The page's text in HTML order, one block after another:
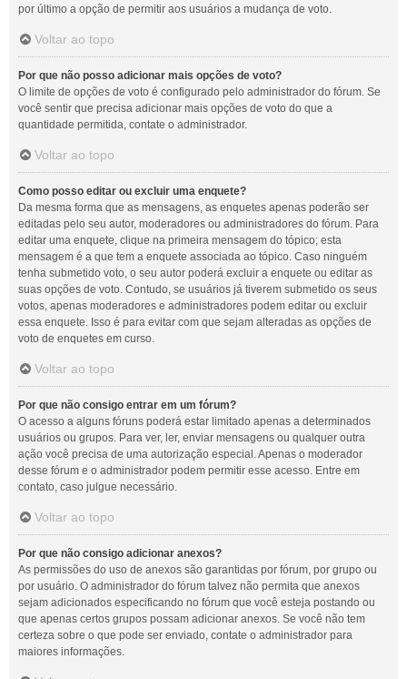
por último a opção de permitir aos usuários a mudança de voto.
Voltar ao topo
Por que não posso adicionar mais opções de voto?
O limite de opções de voto é configurado pelo administrador do fórum. Se
você sentir que precisa adicionar mais opções de voto do que a
quantidade permitida, contate o administrador.
Voltar ao topo
Como posso editar ou excluir uma enquete?
Da mesma forma que as mensagens, as enquetes apenas poderão ser
editadas pelo seu autor, moderadores ou administradores do fórum. Para
editar uma enquete, clique na primeira mensagem do tópico; esta
mensagem é a que tem a enquete associada ao tópico. Caso ninguém
tenha submetido voto, o seu autor poderá excluir a enquete ou editar as
suas opções de voto. Contudo, se usuários já tiverem submetido os seus
votos, apenas moderadores e administradores podem editar ou excluir
essa enquete. Isso é para evitar com que sejam alteradas as opções de
voto de enquetes em curso.
Voltar ao topo
Por que não consigo entrar em um fórum?
O acesso a alguns fóruns poderá estar limitado apenas a determinados
usuários ou grupos. Para ver, ler, enviar mensagens ou qualquer outra
ação você precisa de uma autorização especial. Apenas o moderador
desse fórum e o administrador podem permitir esse acesso. Entre em
contato, caso julgue necessário.
Voltar ao topo
Por que não consigo adicionar anexos?
As permissões do uso de anexos são garantidas por fórum, por grupo ou
por usuário. O administrador do fórum talvez não permita que anexos
sejam adicionados especificando no fórum que você esteja postando ou
que apenas certos grupos possam adicionar anexos. Se você não tem
certeza sobre o que pode ser enviado, contate o administrador para
maiores informações.